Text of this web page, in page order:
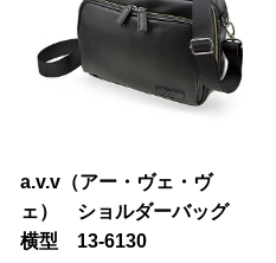
a.v.v（アー・ヴェ・ヴ
ェ） ショルダーバッグ
横型 13-6130